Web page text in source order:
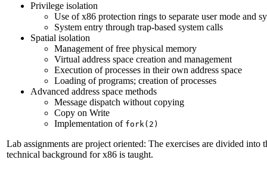
Privilege isolation
Use of x86 protection rings to separate user mode and
System entry through trap-based system calls
Spatial isolation
Management of free physical memory
Virtual address space creation and management
Execution of processes in their own address space
Loading of programs; creation of processes
Advanced address space methods
Message dispatch without copying
Copy on Write
Implementation of fork(2)
Lab assignments are project oriented: The exercises are divided
technical background for x86 is taught.